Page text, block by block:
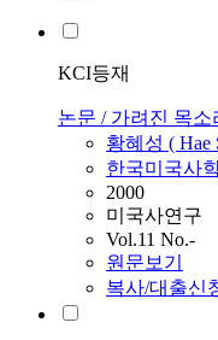
KCI등재
논문 / 가려진 목
황혜성 ( Hae
한국미국사
2000
미국사연구
Vol.11 No.-
원문보기
복사/대출신